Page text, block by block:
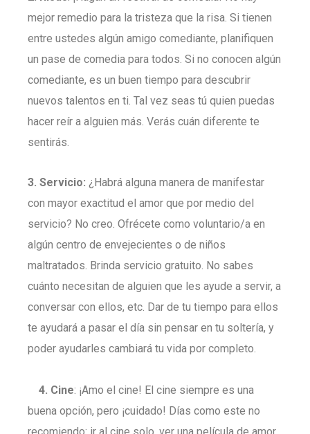
mejor remedio para la tristeza que la risa. Si tienen
entre ustedes algún amigo comediante, planifiquen
un pase de comedia para todos. Si no conocen algún
comediante, es un buen tiempo para descubrir
nuevos talentos en ti. Tal vez seas tú quien puedas
hacer reír a alguien más. Verás cuán diferente te
sentirás.
3. Servicio: ¿Habrá alguna manera de manifestar
con mayor exactitud el amor que por medio del
servicio? No creo. Ofrécete como voluntario/a en
algún centro de envejecientes o de niños
maltratados. Brinda servicio gratuito. No sabes
cuánto necesitan de alguien que les ayude a servir, a
conversar con ellos, etc. Dar de tu tiempo para ellos
te ayudará a pasar el día sin pensar en tu soltería, y
poder ayudarles cambiará tu vida por completo.
4. Cine: ¡Amo el cine! El cine siempre es una
buena opción, pero ¡cuidado! Días como este no